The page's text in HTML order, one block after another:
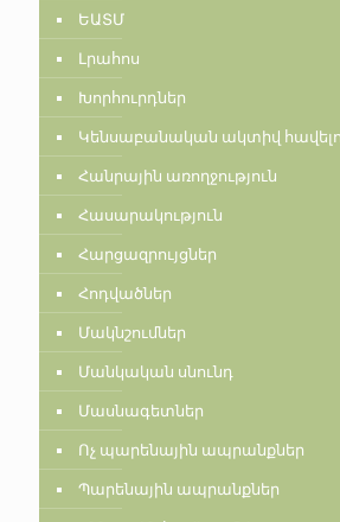
ԵԱՏՄ
Լրահոս
Խորհուրդներ
Կենսաբանական ակտիվ
Հանրային առողջություն
Հասարակություն
Հարցազրույցներ
Հոդվածներ
Մակնշումներ
Մանկական սնունդ
Մասնագետներ
Ոչ պարենային ապրանքներ
Պարենային ապրանքներ